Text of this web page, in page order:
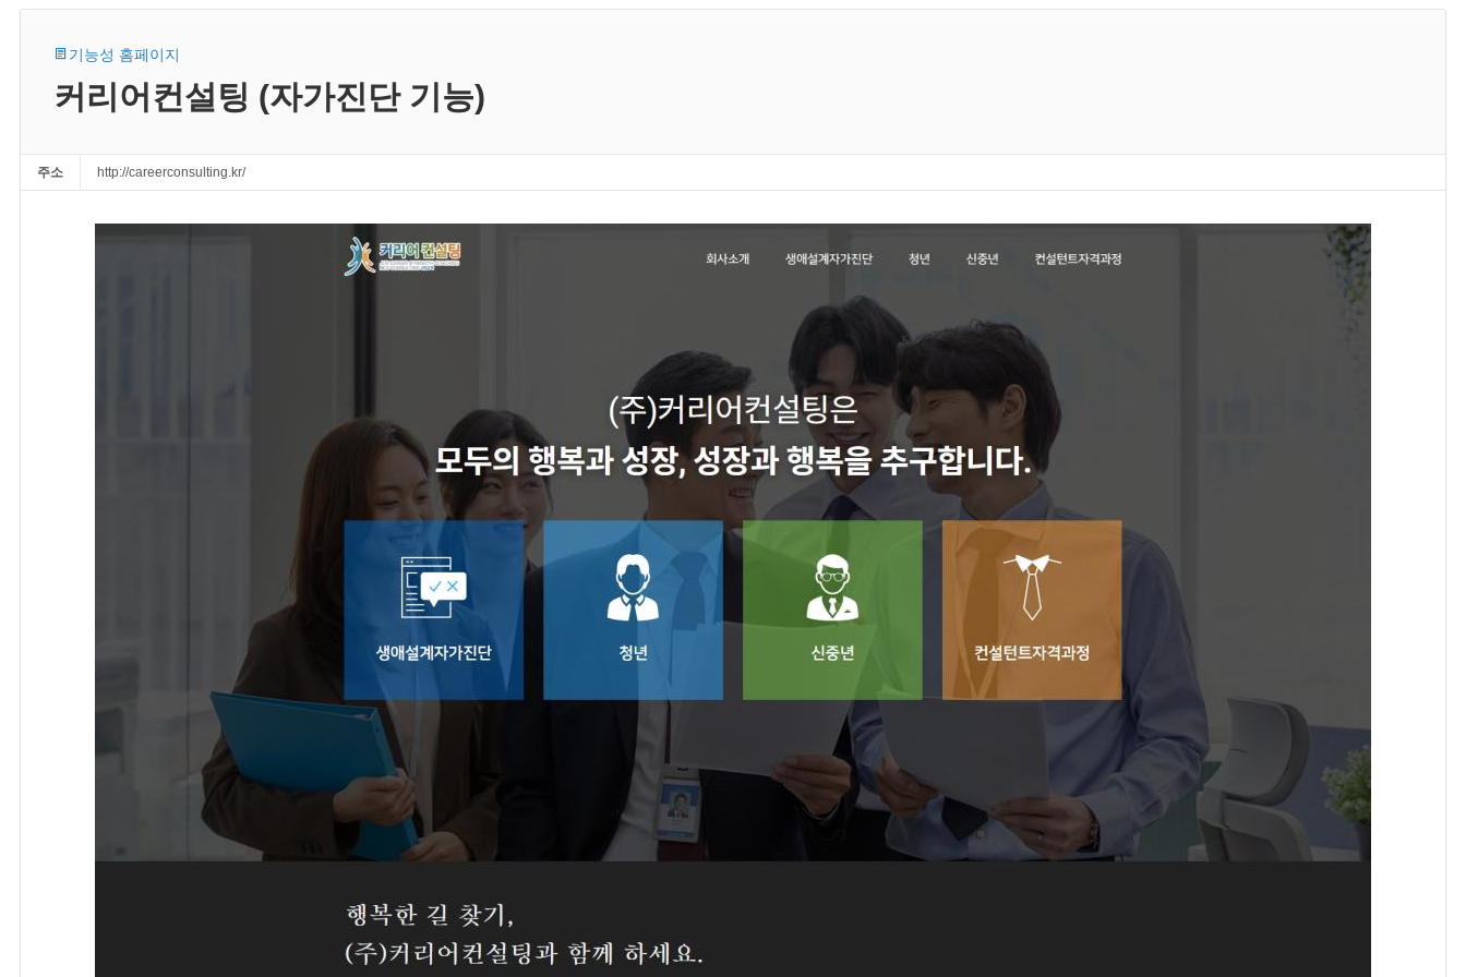
기능성 홈페이지
커리어컨설팅 (자가진단 기능)
주소 http://careerconsulting.kr/